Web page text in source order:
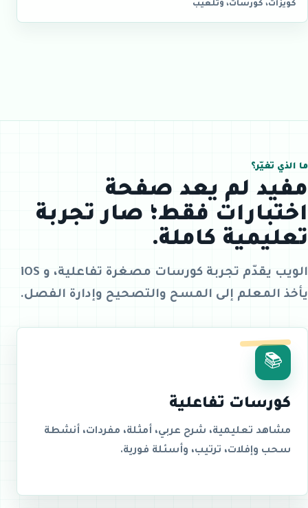
كويزات، كورسات، وتلعيب
ما الذي تغيّر؟
مفيد لم يعد صفحة
اختبارات فقط؛ صار تجربة
تعليمية كاملة.
الويب يقدّم تجربة كورسات مصغرة تفاعلية، و iOS
يأخذ المعلم إلى المسح والتصحيح وإدارة الفصل.
📚
كورسات تفاعلية
مشاهد تعليمية، شرح عربي، أمثلة، مفردات، أنشطة
سحب وإفلات، ترتيب، وأسئلة فورية.